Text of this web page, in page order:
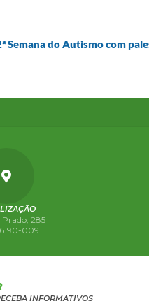
Semana do Autismo com
285
009
INFORMATIVOS